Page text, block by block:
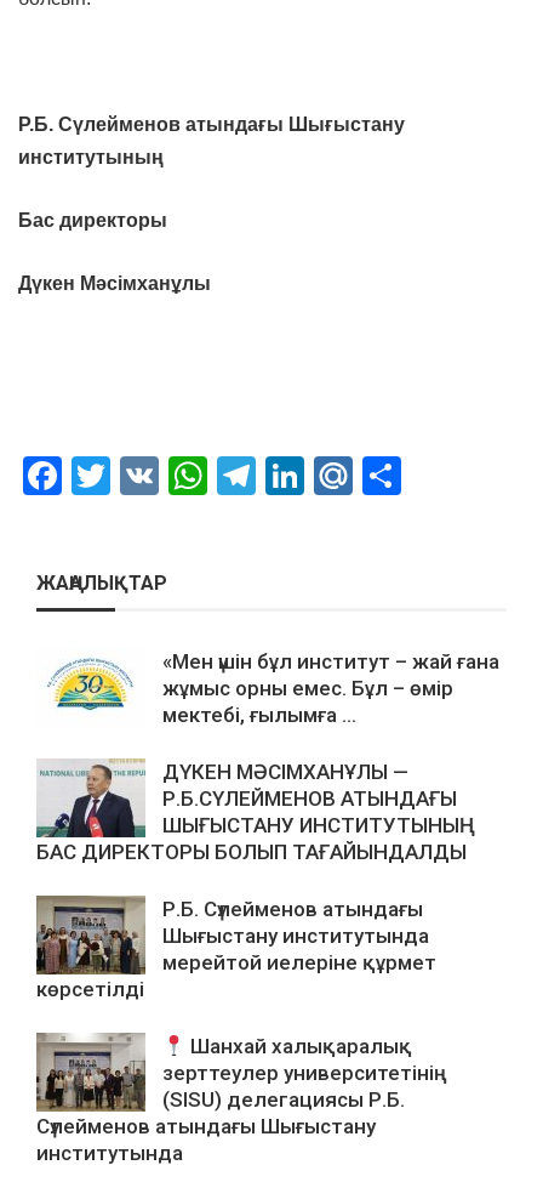
Р.Б. Сүлейменов атындағы Шығыстану
институтының
Бас директоры
Дүкен Мәсімханұлы
Facebook
Twitter
VK WhatsApp
Telegram
LinkedIn
Mail.Ru
ЖАҢАЛЫҚТАР
«Мен үшін бұл институт – жай ғана
жұмыс орны емес. Бұл – өмір
мектебі, ғылымға ...
ДҮКЕН МӘСІМХАНҰЛЫ —
Р.Б.СҮЛЕЙМЕНОВ АТЫНДАҒЫ
ШЫҒЫСТАНУ ИНСТИТУТЫНЫҢ
БАС ДИРЕКТОРЫ БОЛЫП ТАҒАЙЫНДАЛДЫ
Р.Б. Сүлейменов атындағы
Шығыстану институтында
мерейтой иелеріне құрмет
көрсетілді
Шанхай халықаралық
зерттеулер университетінің
(SISU) делегациясы Р.Б.
Сүлейменов атындағы Шығыстану
институтында